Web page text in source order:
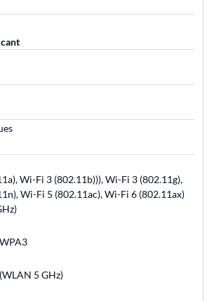
Wi-Fi 3 (802.11b))), Wi-Fi 3 (802.11g),
Wi-Fi 5 (802.11ac), Wi-Fi 6 (802.11ax)
5 GHz)